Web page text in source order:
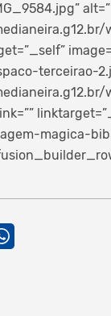
terceirao-
magica-